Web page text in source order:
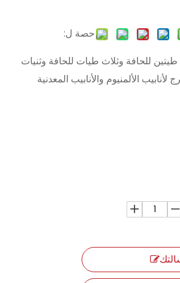
حصة ل:
للحافة وثلاث طيات للحافة وثنيات
الألمنيوم والأنابيب المعدنية